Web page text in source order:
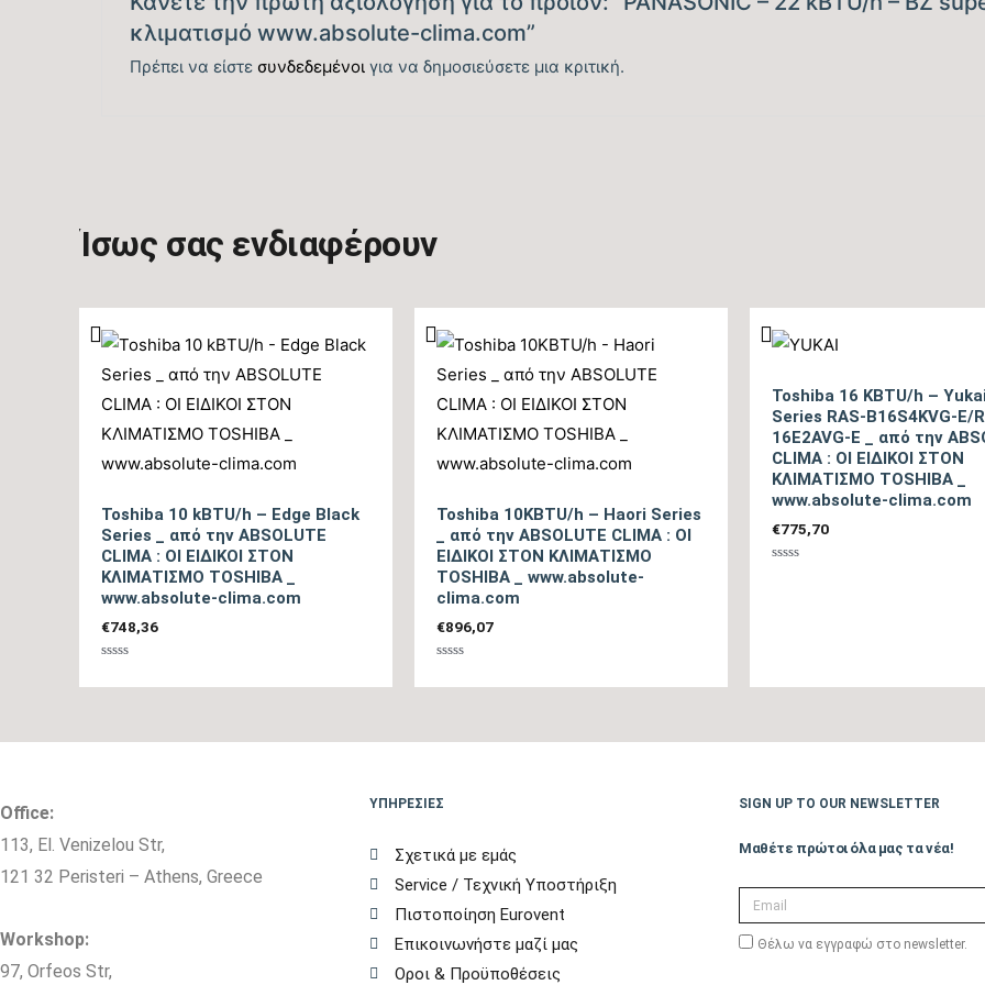
Βαθμός Ενεργειακής απόδοσης Ψύξης (EER)
Ενεργειακή Κλάση Ψύξης
Βαθμός Ενεργειακής απόδοσης Θέρμανσης Θ/Ζ
(SCOP)
Βαθμός Ενεργειακής απόδοσης Θέρμανσης (COP)
Ενεργειακή Κλάση Θέρμανσης – Μεσαία Ζώνη
Ενεργειακή Κλάση Θέρμανσης – Θερμή Ζώνη
Ετήσια Κατανάλωση Ενέργειας Θέρμανσης Θ/Ζ (kwh)
Επίπεδο Θορύβου Εσωτερικής Μονάδας ΜΙΝ / ΜΑΧ
Ηχητική Ισχύς Εσωτερικής Μονάδας (dB)
κλιματισμό www.absolute-clima.com”
Πρέπει να είστε συνδεδεμένοιγια να δημοσιεύσετε μια κριτική.
Ίσως σας ενδιαφέρουν
Toshiba 10 kBTU/h – Edge Black
Series _ από την ABSOLUTE
CLIMA : ΟΙ ΕΙΔΙΚΟΙ ΣΤΟΝ
ΚΛΙΜΑΤΙΣΜΟ TOSHIBA _
www.absolute-clima.com
€748,36
με
Toshiba 10KBTU/h – Haori Series
_ από την ABSOLUTE CLIMA : ΟΙ
ΕΙΔΙΚΟΙ ΣΤΟΝ ΚΛΙΜΑΤΙΣΜΟ
TOSHIBA _ www.absolute-
clima.com
€896,07
με
Toshiba 16 KBTU/h –
Series RAS-B16S4KVG-E/
16E2AVG-E _ από την
CLIMA : ΟΙ ΕΙΔΙΚΟΙ ΣΤΟΝ
ΚΛΙΜΑΤΙΣΜΟ TOSHIBA _
www.absolute-clima.com
€775,70
Office:
113, El. Venizelou Str,
121 32 Peristeri – Athens, Greece
Workshop:
97, Orfeos Str,
ΥΠΗΡΕΣΙΕΣ
Σχετικά με εμάς
Service / Τεχνική Υποστήριξη
Πιστοποίηση Eurovent
Επικοινωνήστε μαζί μας
Οροι & Προϋποθέσεις
SIGN UP TO OUR NEWSLETTER
Μαθέτε πρώτοι όλα μας τα νέα!
Θέλω να εγγραφώ στο newsletter.